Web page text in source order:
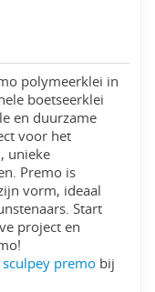
polymeerklei in
boetseerklei
en duurzame
voor het
unieke
Premo is
vorm, ideaal
Start
project en
sculpey premo bij